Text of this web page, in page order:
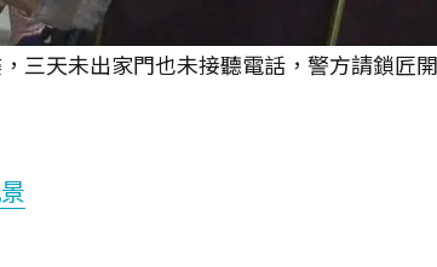
三天未出家門也未接聽電話，警方請鎖匠